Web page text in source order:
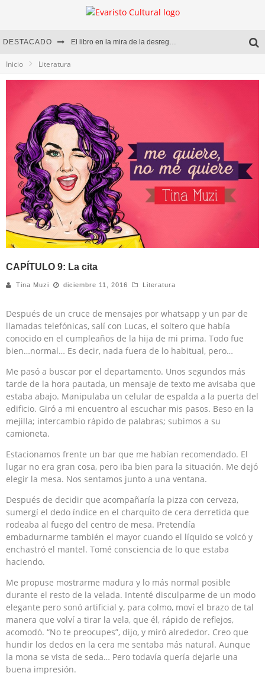
DESTACADO El libro en la mira de la desregulación
Alejandra Correa | La nieve
Inicio Literatura
CAPÍTULO 9: La cita
Tina Muzi diciembre 11, 2016 Literatura
Después de un cruce de mensajes por whatsapp y un par de
llamadas telefónicas, salí con Lucas, el soltero que había
conocido en el cumpleaños de la hija de mi prima. Todo fue
bien…normal… Es decir, nada fuera de lo habitual, pero…
Me pasó a buscar por el departamento. Unos segundos más
tarde de la hora pautada, un mensaje de texto me avisaba que
estaba abajo. Manipulaba un celular de espalda a la puerta del
edificio. Giró a mi encuentro al escuchar mis pasos. Beso en la
mejilla; intercambio rápido de palabras; subimos a su
camioneta.
Estacionamos frente un bar que me habían recomendado. El
lugar no era gran cosa, pero iba bien para la situación. Me dejó
elegir la mesa. Nos sentamos junto a una ventana.
Después de decidir que acompañaría la pizza con cerveza,
sumergí el dedo índice en el charquito de cera derretida que
rodeaba al fuego del centro de mesa. Pretendía
embadurnarme también el mayor cuando el líquido se volcó y
enchastró el mantel. Tomé consciencia de lo que estaba
haciendo.
Me propuse mostrarme madura y lo más normal posible
durante el resto de la velada. Intenté disculparme de un modo
elegante pero sonó artificial y, para colmo, moví el brazo de tal
manera que volví a tirar la vela, que él, rápido de reflejos,
acomodó. “No te preocupes”, dijo, y miró alrededor. Creo que
hundir los dedos en la cera me sentaba más natural. Aunque
la mona se vista de seda… Pero todavía quería dejarle una
buena impresión.